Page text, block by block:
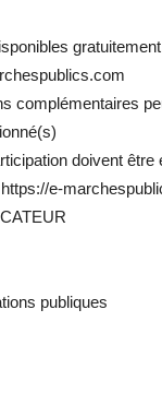
complémentaires
doivent être
e-
publiques